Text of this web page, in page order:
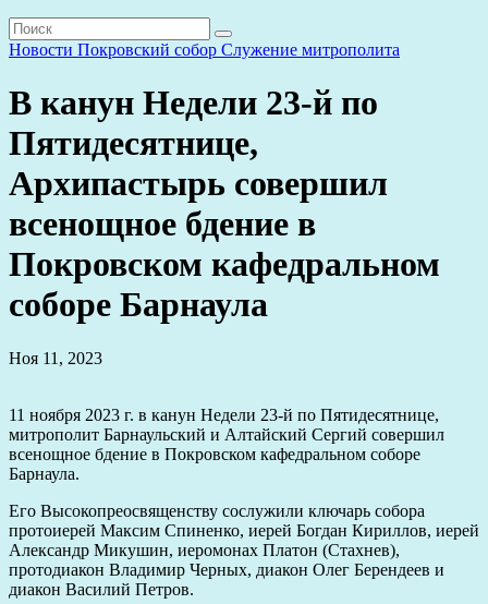
Новости Покровский собор Служение митрополита
В канун Недели 23-й по
Пятидесятнице,
Архипастырь совершил
всенощное бдение в
Покровском кафедральном
соборе Барнаула
Ноя 11, 2023
11 ноября 2023 г. в канун Недели 23-й по Пятидесятнице,
митрополит Барнаульский и Алтайский Сергий совершил
всенощное бдение в Покровском кафедральном соборе
Барнаула.
Его Высокопреосвященству сослужили ключарь собора
протоиерей Максим Спиненко, иерей Богдан Кириллов, иерей
Александр Микушин, иеромонах Платон (Стахнев),
протодиакон Владимир Черных, диакон Олег Берендеев и
диакон Василий Петров.